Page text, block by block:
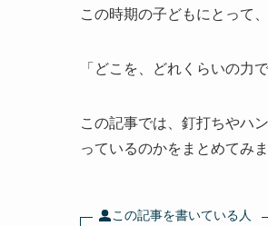
この時期の子どもにとって
「どこを、どれくらいの力
この記事では、釘打ちやハ
っているのかをまとめてみま
この記事を書いている人